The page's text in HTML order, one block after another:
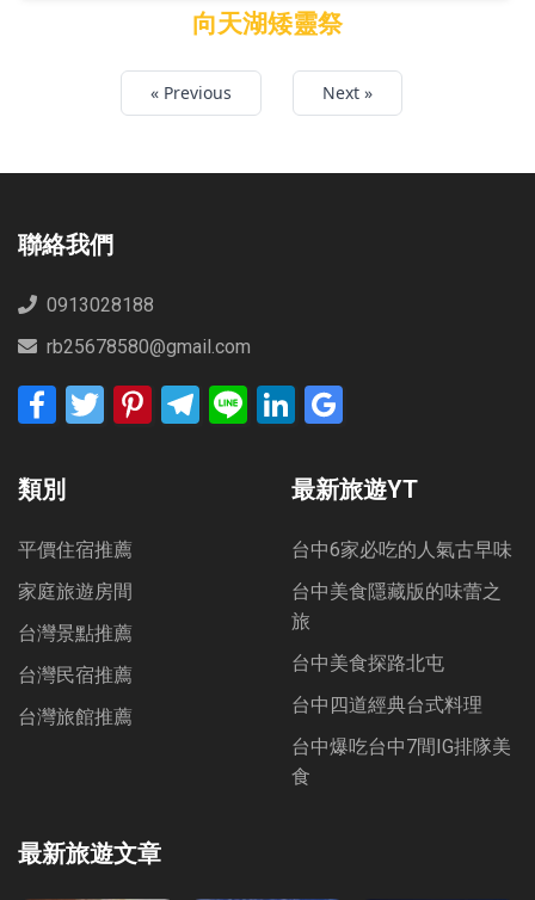
向天湖矮靈祭
向天湖矮靈祭
« Previous Next »
聯絡我們
0913028188
rb25678580@gmail.com
FacebookTwitter PinterestTelegram
Line LinkedIn
類別
平價住宿推薦
家庭旅遊房間
台灣景點推薦
台灣民宿推薦
台灣旅館推薦
最新旅遊文章
最新旅遊YT
台中6家必吃的人氣古早味
台中美食隱藏版的味蕾之
旅
台中美食探路北屯
台中四道經典台式料理
台中爆吃台中7間IG排隊美
食